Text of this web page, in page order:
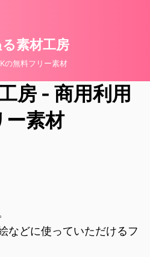
素材工房
の無料フリー素材
房 - 商用利用
ー素材
などに使っていただけるフ